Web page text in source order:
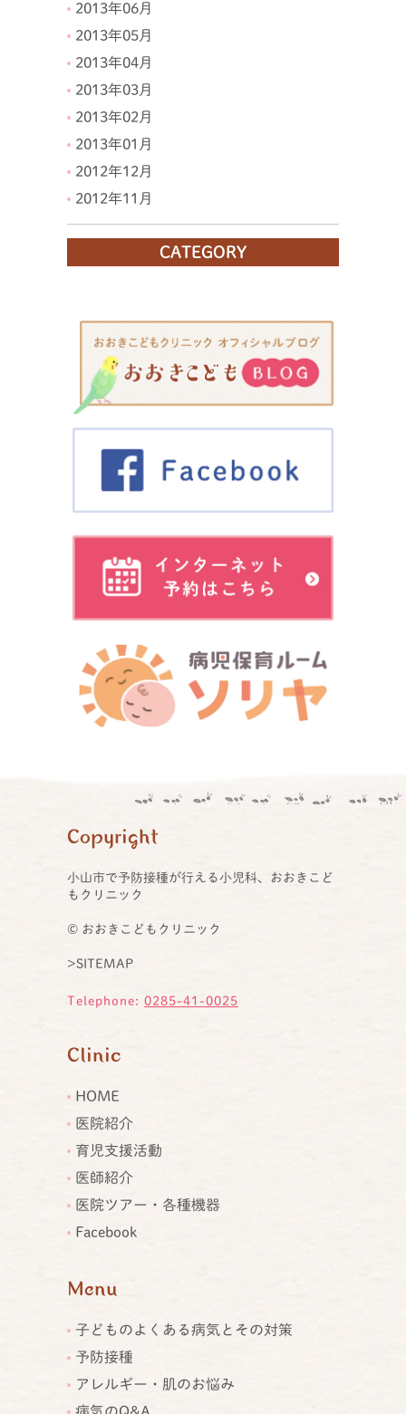
2013年06月
2013年05月
2013年04月
2013年03月
2013年02月
2013年01月
2012年12月
2012年11月
CATEGORY
Copyright
小山市で予防接種が行える小児科、おおきこど
もクリニック
© おおきこどもクリニック
>SITEMAP
Telephone: 0285-41-0025
Clinic
HOME
医院紹介
育児支援活動
医師紹介
医院ツアー・各種機器
Facebook
Menu
子どものよくある病気とその対策
予防接種
アレルギー・肌のお悩み
病気のQ&A